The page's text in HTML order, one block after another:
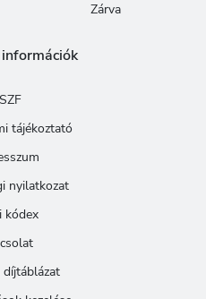
Zárva
tájékoztató
nyilatkozat
kódex